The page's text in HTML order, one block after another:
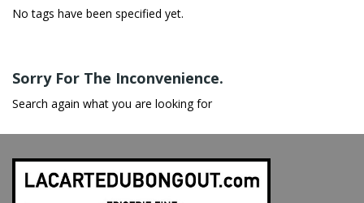
No tags have been specified yet.
Sorry For The Inconvenience.
Search again what you are looking for